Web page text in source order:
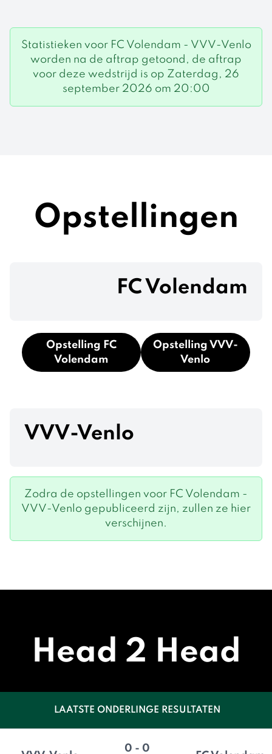
Statistieken voor FC Volendam - VVV-Venlo
worden na de aftrap getoond, de aftrap
voor deze wedstrijd is op Zaterdag, 26
september 2026 om 20:00
Opstellingen
FC Volendam
Opstelling FC
Volendam
Opstelling VVV-
Venlo
VVV-Venlo
Zodra de opstellingen voor FC Volendam -
VVV-Venlo gepubliceerd zijn, zullen ze hier
verschijnen.
Head 2 Head
LAATSTE ONDERLINGE RESULTATEN
0 - 0